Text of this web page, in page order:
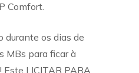
Comfort.
os dias de
MBs para ficar à
LICITAR PARA